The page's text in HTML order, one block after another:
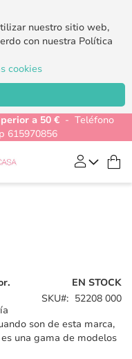
nuestro sitio web,
con nuestra Política
cookies
a 50 €- Teléfono
615970856
EN STOCK
SKU
52208 000
son de esta marca,
una gama de modelos